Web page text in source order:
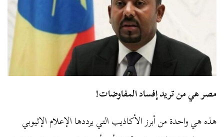
مصر هي من تريد إفساد المفاوضات!
هذه هي واحدة من أبرز الأكاذيب التي يرددها الإعلام الإثيوبي